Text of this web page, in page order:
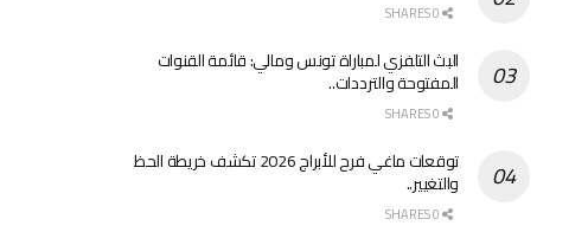
البث التلفزي لمباراة تونس ومالي: قائمة القنوات
المفتوحة والترددات..
توقعات ماغي فرح للأبراج 2026 تكشف خريطة الحظ
والتغيير..